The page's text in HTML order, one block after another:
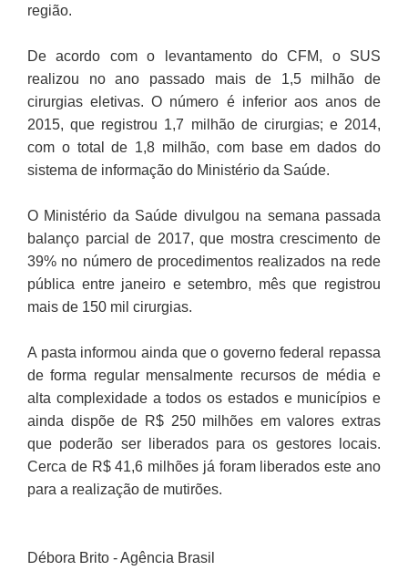
região.
De acordo com o levantamento do CFM, o SUS
realizou no ano passado mais de 1,5 milhão de
cirurgias eletivas. O número é inferior aos anos de
2015, que registrou 1,7 milhão de cirurgias; e 2014,
com o total de 1,8 milhão, com base em dados do
sistema de informação do Ministério da Saúde.
O Ministério da Saúde divulgou na semana passada
balanço parcial de 2017, que mostra crescimento de
39% no número de procedimentos realizados na rede
pública entre janeiro e setembro, mês que registrou
mais de 150 mil cirurgias.
A pasta informou ainda que o governo federal repassa
de forma regular mensalmente recursos de média e
alta complexidade a todos os estados e municípios e
ainda dispõe de R$ 250 milhões em valores extras
que poderão ser liberados para os gestores locais.
Cerca de R$ 41,6 milhões já foram liberados este ano
para a realização de mutirões.
Débora Brito - Agência Brasil